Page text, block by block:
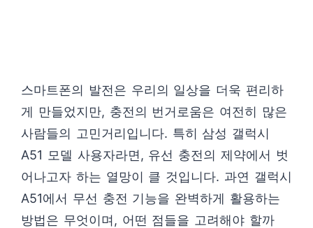
스마트폰의 발전은 우리의 일상을 더욱 편리하
게 만들었지만, 충전의 번거로움은 여전히 많은
사람들의 고민거리입니다. 특히 삼성 갤럭시
A51 모델 사용자라면, 유선 충전의 제약에서 벗
어나고자 하는 열망이 클 것입니다. 과연 갤럭시
A51에서 무선 충전 기능을 완벽하게 활용하는
방법은 무엇이며, 어떤 점들을 고려해야 할까